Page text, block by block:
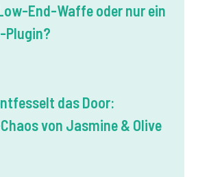
End-Waffe oder nur ein
Plugin?
das Door:
von Jasmine & Olive